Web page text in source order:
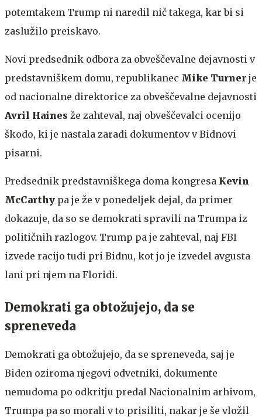
potemtakem Trump ni naredil nič takega, kar bi si
zaslužilo preiskavo.
Novi predsednik odbora za obveščevalne dejavnosti v
predstavniškem domu, republikanec Mike Turner je
od nacionalne direktorice za obveščevalne dejavnosti
Avril Haines že zahteval, naj obveščevalci ocenijo
škodo, ki je nastala zaradi dokumentov v Bidnovi
pisarni.
Predsednik predstavniškega doma kongresa Kevin
McCarthy pa je že v ponedeljek dejal, da primer
dokazuje, da so se demokrati spravili na Trumpa iz
političnih razlogov. Trump pa je zahteval, naj FBI
izvede racijo tudi pri Bidnu, kot jo je izvedel avgusta
lani pri njem na Floridi.
Demokrati ga obtožujejo, da se
spreneveda
Demokrati ga obtožujejo, da se spreneveda, saj je
Biden oziroma njegovi odvetniki, dokumente
nemudoma po odkritju predal Nacionalnim arhivom,
Trumpa pa so morali v to prisiliti, nakar je še vložil